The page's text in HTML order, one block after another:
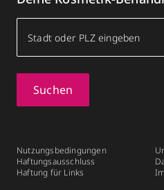
Suchen
Nutzungsbedingungen
Haftungsausschluss
Haftung für Links